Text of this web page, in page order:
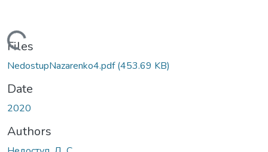
Loading...
Files
NedostupNazarenko4.pdf(453.69 KB)
Date
2020
Authors